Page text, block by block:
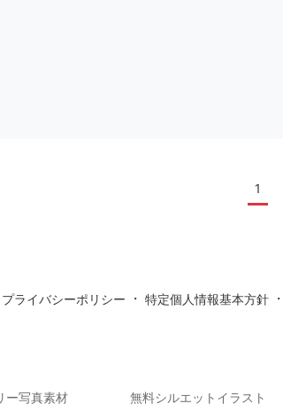
1
プライバシーポリシー ・ 特定個人情報基本方針・
ー写真素材 無料シルエットイラスト